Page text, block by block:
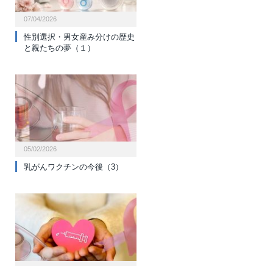
07/04/2026
性別選択・男女産み分けの歴史
と親たちの夢（１）
05/02/2026
乳がんワクチンの今後（3）